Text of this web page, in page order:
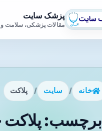
پزشک سایت
مقالات پزشکی، سلامت
خانه / سایت / پلاکت
برچسب: پلاکت